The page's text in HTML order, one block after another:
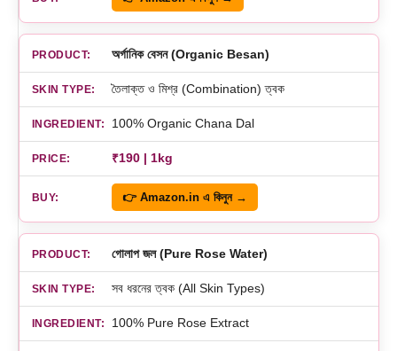
অর্গানিক বেসন (Organic Besan)
তৈলাক্ত ও মিশ্র (Combination) ত্বক
100% Organic Chana Dal
₹190 | 1kg
👉 Amazon.in এ কিনুন →
গোলাপ জল (Pure Rose Water)
সব ধরনের ত্বক (All Skin Types)
100% Pure Rose Extract